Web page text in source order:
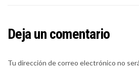
Deja un comentario
Tu dirección de correo electrónico no